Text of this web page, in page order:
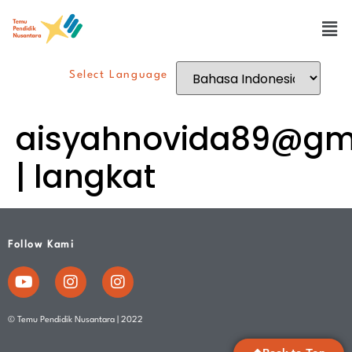
Select Language
| langkat
Follow Kami
© Temu Pendidik Nusantara | 2022